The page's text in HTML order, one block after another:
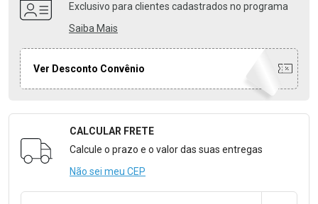
Exclusivo para clientes cadastrados no programa
Saiba Mais
Ver Desconto Convênio
Formulário para Calcular o Frete
CALCULAR FRETE
Calcule o prazo e o valor das suas entregas
Não sei meu CEP